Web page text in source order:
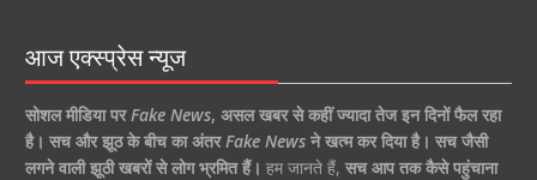
आज एक्स्प्रेस न्यूज
सोशल मीडिया पर Fake News, असल खबर से कहीं ज्यादा तेज इन दिनों फैल रहा
है। सच और झूठ के बीच का अंतर Fake Newsने खत्म कर दिया है। सच जैसी
लगने वाली झूठी खबरों से लोग भ्रमित हैं। हम जानते हैं, सच आप तक कैसे पहुंचाना